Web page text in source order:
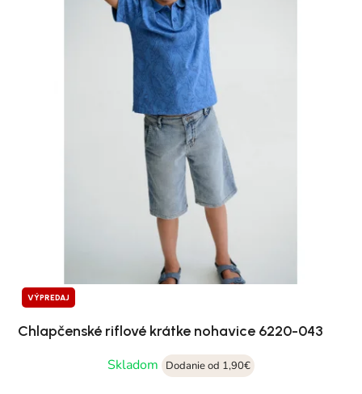
VÝPREDAJ
Chlapčenské riflové krátke nohavice 6220-043
Skladom
Dodanie od 1,90€